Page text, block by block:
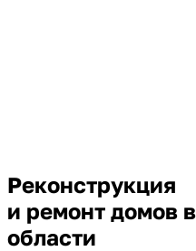
Реконструкция
и ремонт домов
области